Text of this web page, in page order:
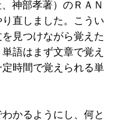
神部孝著）のＲＡＮ
直しました。こうい
見つけながら覚えた
語はまず文章で覚え
時間で覚えられる単
かるようにし、何と